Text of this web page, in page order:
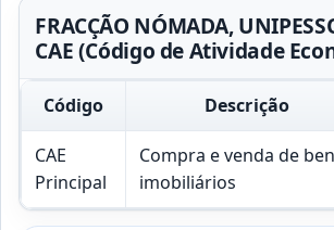
FRACÇÃO NÓMADA,
CAE (Código de Atividade
Código Descrição
CAE
Principal
Compra e venda de
imobiliários